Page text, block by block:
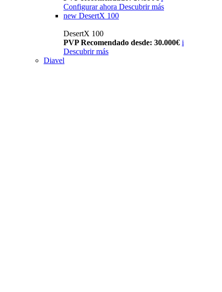
Configurar ahora Descubrir más
new DesertX 100
DesertX 100
PVP Recomendado desde: 30.000€ i
Descubrir más
Diavel